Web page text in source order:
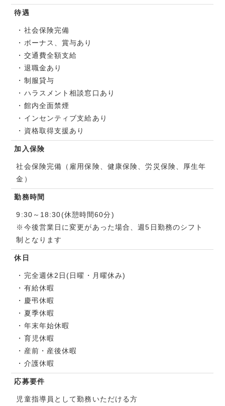
待遇
・社会保険完備
・ボーナス、賞与あり
・交通費全額支給
・退職金あり
・制服貸与
・ハラスメント相談窓口あり
・館内全面禁煙
・インセンティブ支給あり
・資格取得支援あり
加入保険
社会保険完備（雇用保険、健康保険、労災保険、厚生年
金）
勤務時間
9:30～18:30(休憩時間60分)
※今後営業日に変更があった場合、週5日勤務のシフト
制となります
休日
・完全週休2日(日曜・月曜休み)
・有給休暇
・慶弔休暇
・夏季休暇
・年末年始休暇
・育児休暇
・産前・産後休暇
・介護休暇
応募要件
児童指導員として勤務いただける方